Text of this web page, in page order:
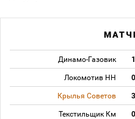
Динамо-Газовик
Локомотив НН
Крылья Советов
Текстильщик Км